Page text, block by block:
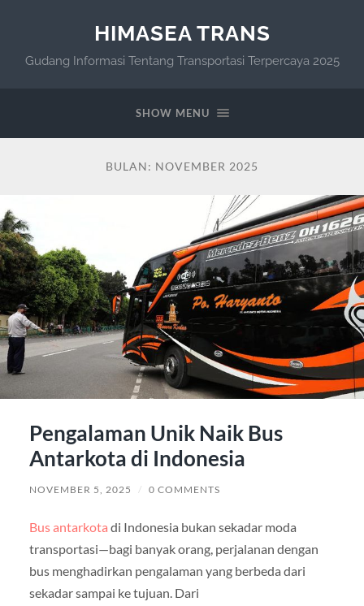
HIMASEA TRANS
Gudang Informasi Tentang Transportasi Terpercaya 2025
SHOW MENU
BULAN: NOVEMBER 2025
Pengalaman Unik Naik Bus
Antarkota di Indonesia
NOVEMBER 5, 2025 / 0 COMMENTS
Bus antarkota di Indonesia bukan sekadar moda
transportasi—bagi banyak orang, perjalanan dengan
bus menghadirkan pengalaman yang berbeda dari
sekadar sampai ke tujuan. Dari